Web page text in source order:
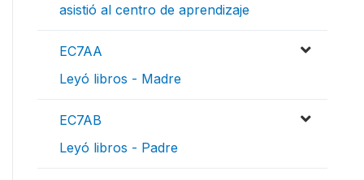
asistió al centro de aprendizaje
EC7AA
Leyó libros - Madre
EC7AB
Leyó libros - Padre